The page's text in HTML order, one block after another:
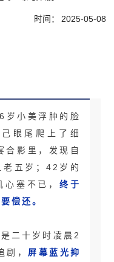
时间： 2025-05-08
岁小美浮肿的脸
眼尾爬上了细
合影里 ，发现自
老五岁；42岁的
心塞不已，终于
偿还。
二十岁时凌晨2
剧， 屏幕蓝光抑